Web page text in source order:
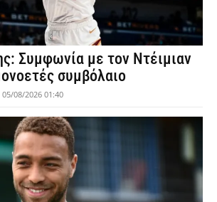
Συμφωνία με τον Ντέιμιαν
συμβόλαιο
05/08/2026 01:40